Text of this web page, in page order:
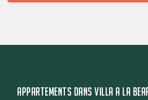
APPARTEMENTS DANS VILLA A LA